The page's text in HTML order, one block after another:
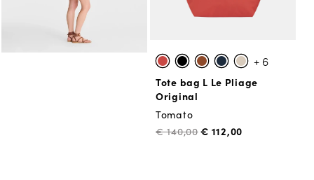
+ 6
Tote bag L Le Pliage
Original
Tomato
€ 140,00€ 112,00